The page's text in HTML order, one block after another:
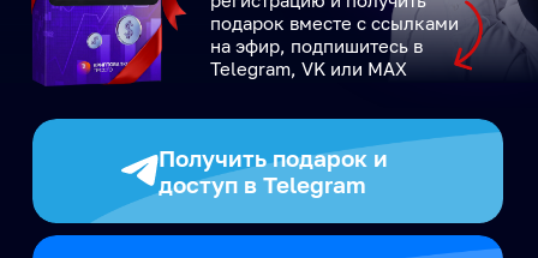
Получить подарок и
доступ в Telegram
Получить подарок и
доступ в ВКонтакте